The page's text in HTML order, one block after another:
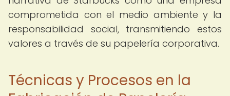
comprometida con el medio ambiente y la
responsabilidad social, transmitiendo estos
valores a través de su papelería corporativa.
Técnicas y Procesos en la